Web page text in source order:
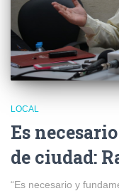
LOCAL
Es
de ciudad:
“Es necesario y